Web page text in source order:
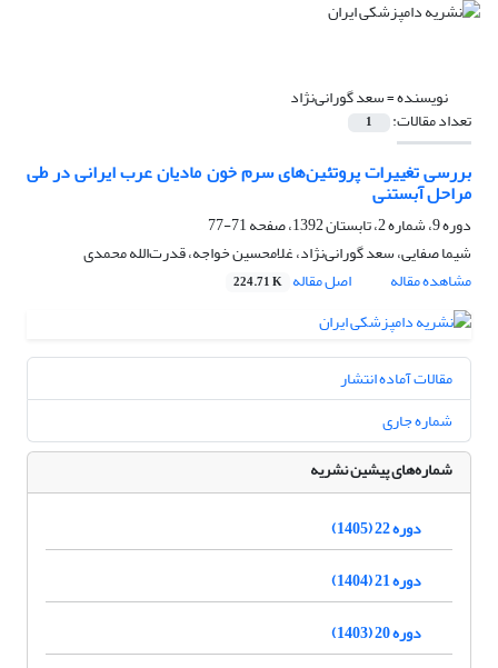
نویسنده =سعد گورانی‌نژاد
تعداد مقالات: 1
بررسی تغییرات پروتئین‌های سرم خون مادیان عرب ایرانی در طی
مراحل آبستنی
دوره 9، شماره 2، تابستان 1392، صفحه
71-77
شیما صفایی، سعد گورانی‌نژاد، غلامحسین خواجه، قدرت‌الله محمدی
مشاهده مقاله
اصل مقاله 224.71 K
مقالات آماده انتشار
شماره جاری
شماره‌های پیشین نشریه
دوره 22 (1405)
دوره 21 (1404)
دوره 20 (1403)